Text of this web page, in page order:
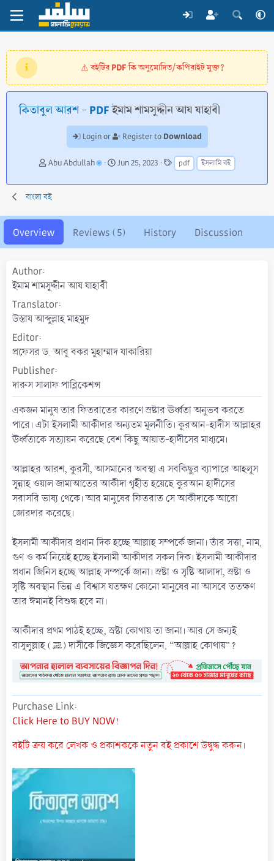
⚠️বইটির PDF কি অনুমোদিত/কপিরাইট মুক্ত?
কিতাবুল আরশ - PDFইমাম শামসুদ্দীন আয যাহাবী
Login or Register to Download
A
t
h
r
Abu Abdullah
C
e
i
o
Jun 25, 2023
T
a
g
pdf ইসলামি বই
বাংলা বই
Overview Reviews (5) History Discussion
Author
ইমাম শামসুদ্দীন আয যাহাবী
Translator
উস্তায আব্দুল্লাহ মাহমুদ
Editor
প্রফেসর ড. আবু বকর মুহাম্মাদ যাকারিয়া
Publisher
দারুস সালাফ পাব্লিকেশন্স
একজন মানুষ তার ফিতরাতের কারণে স্রষ্টার ঊর্ধ্বতা অনুভব করতে
পারে। এটা ইসলামী আকীদার অন্যতম মূলনীতি। কুরআন-হাদীস আল্লাহর
ঊর্ধ্বতাকে সত্যায়ন করেছে বেশ কিছু আয়াত-হাদীসের মাধ্যমে।
আল্লাহর আরশ, কুরসী, আসমানের অবস্থা এ সবকিছুর ব্যাপারে আহলুস
সুন্নাহ ওয়াল জামাআতের আকীদা গৃহীত হয়েছে কুরআন হাদীসের
সরাসরি ভাষ্য থেকে। আর মানুষের ফিতরাত সে আকীদাকে আরো
জোরদার করেছে।
ইসলামী আকীদার প্রধান দিক হচ্ছে আল্লাহ সম্পর্কে জানা। তাঁর সত্তা, নাম,
গুণ ও কর্ম নিয়েই হচ্ছে ইসলামী আকীদার সকল দিক। ইসলামী আকীদার
প্রধান জিনিস হচ্ছে আল্লাহ সম্পর্কে জানা। স্রষ্টা ও সৃষ্টি আলাদা, স্রষ্টা ও
সৃষ্টি অবস্থান ভিন্ন এ বিশ্বাস যতক্ষণ কোনো মানুষের না আসবে ততক্ষণ
তার ঈমানই বিশুদ্ধ হবে না।
আকীদার প্রথম পাঠই হচ্ছে, স্রষ্টা কোথায় তা জানা। আর সে জন্যই
রাসূলুল্লাহ (ﷺ) দাসীকে জিজ্ঞেস করেছিলেন, “আল্লাহ কোথায়”?
Purchase Link
Click Here to BUY NOW!
বইটি ক্রয় করে লেখক ও প্রকাশককে নতুন বই প্রকাশে উদ্বুদ্ধ করুন।